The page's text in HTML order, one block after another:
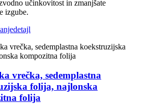
učinkovitost in zmanjšate
izgube.
detajl
vrečka, sedemplastna
folija, najlonska
folija